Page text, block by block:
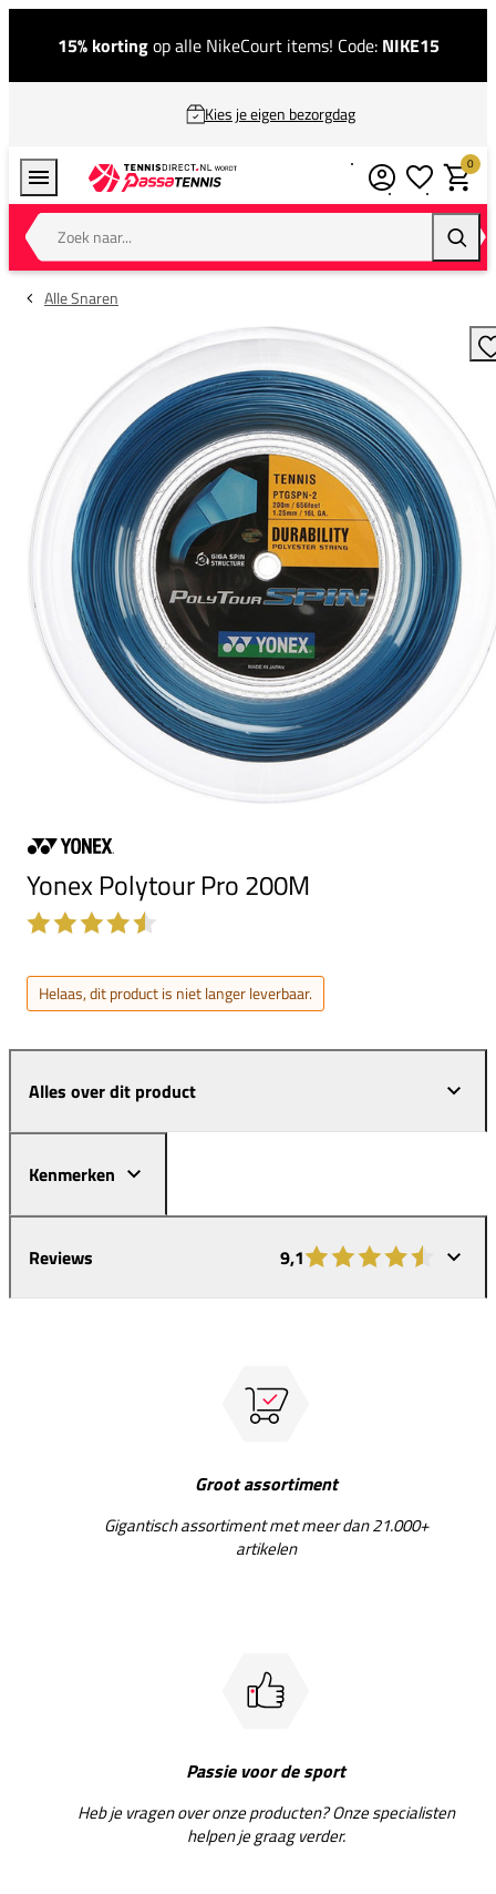
15% kortingop alle NikeCourt items! Code: NIKE15
Kies je eigen bezorgdag
Zoek naar...
0
Alle Snaren
Yonex Polytour Pro 200M
Helaas, dit product is niet langer leverbaar.
Alles over dit product
Kenmerken
Reviews 9,1
Groot assortiment
Gigantisch assortiment met meer dan 21.000+
artikelen
Passie voor de sport
Heb je vragen over onze producten? Onze specialisten
helpen je graag verder.